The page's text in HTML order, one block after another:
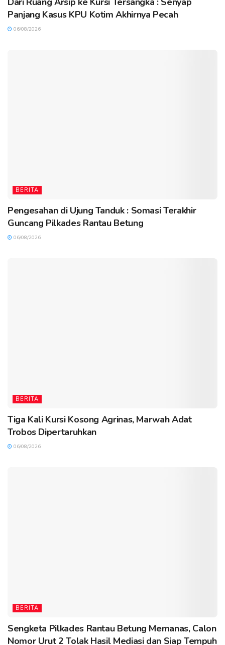
Panjang Kasus KPU Kotim Akhirnya Pecah
06/08/2026
BERITA
Pengesahan di Ujung Tanduk : Somasi Terakhir
Guncang Pilkades Rantau Betung
06/08/2026
BERITA
Tiga Kali Kursi Kosong Agrinas, Marwah Adat
Trobos Dipertaruhkan
06/08/2026
BERITA
Sengketa Pilkades Rantau Betung Memanas, Calon
Nomor Urut 2 Tolak Hasil Mediasi dan Siap Tempuh